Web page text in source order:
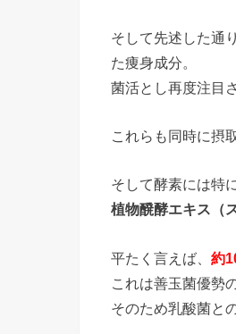
そして先述した通
た痩身成分。
菌活とし再度注目
これらも同時に摂
そして酵素には特
植物醗酵エキス（
平たく言えば、 約
これは善玉菌優勢
そのため乳酸菌と